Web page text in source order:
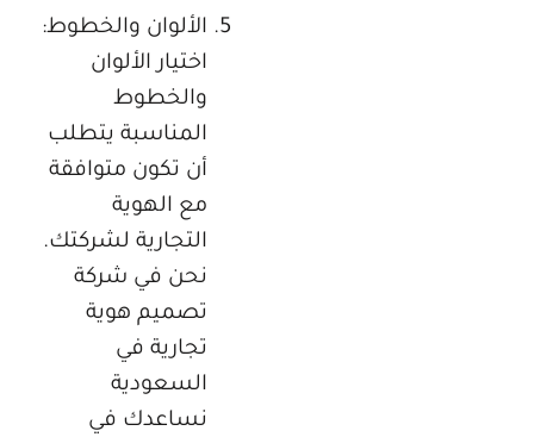
الألوان والخطوط:
اختيار الألوان
والخطوط
المناسبة يتطلب
أن تكون متوافقة
مع الهوية
التجارية لشركتك.
نحن في شركة
تصميم هوية
تجارية في
السعودية
نساعدك في